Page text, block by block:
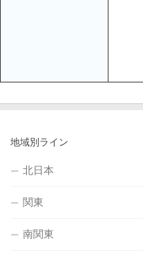
地域別ライン
北日本
関東
南関東